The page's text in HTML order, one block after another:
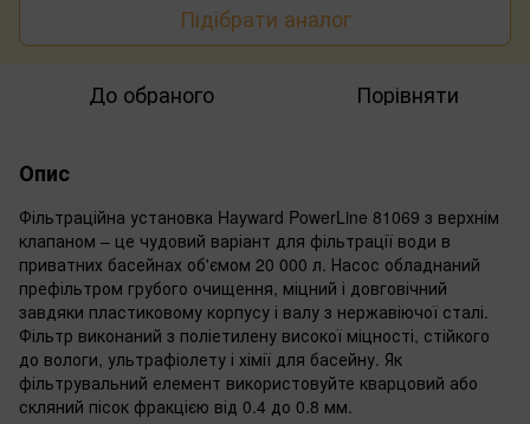
Підібрати аналог
До обраного Порівняти
Опис
Фільтраційна установка Hayward PowerLine 81069 з верхнім
клапаном – це чудовий варіант для фільтрації води в
приватних басейнах об'ємом 20 000 л. Насос обладнаний
префільтром грубого очищення, міцний і довговічний
завдяки пластиковому корпусу і валу з нержавіючої сталі.
Фільтр виконаний з поліетилену високої міцності, стійкого
до вологи, ультрафіолету і хімії для басейну. Як
фільтрувальний елемент використовуйте кварцовий або
скляний пісок фракцією від 0.4 до 0.8 мм.